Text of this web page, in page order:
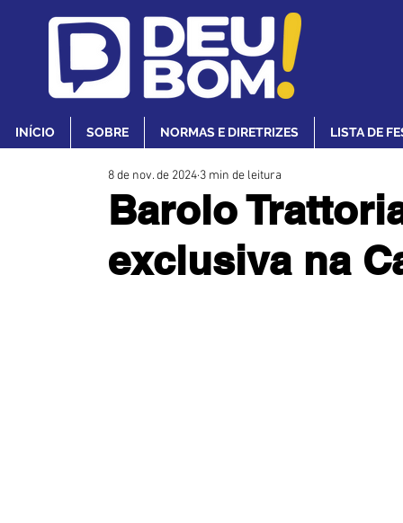
INÍCIO SOBRE NORMAS E DIRETRIZES LISTA DE
Barolo
exclusiva na
8 de nov. de 2024 3 min de leitura